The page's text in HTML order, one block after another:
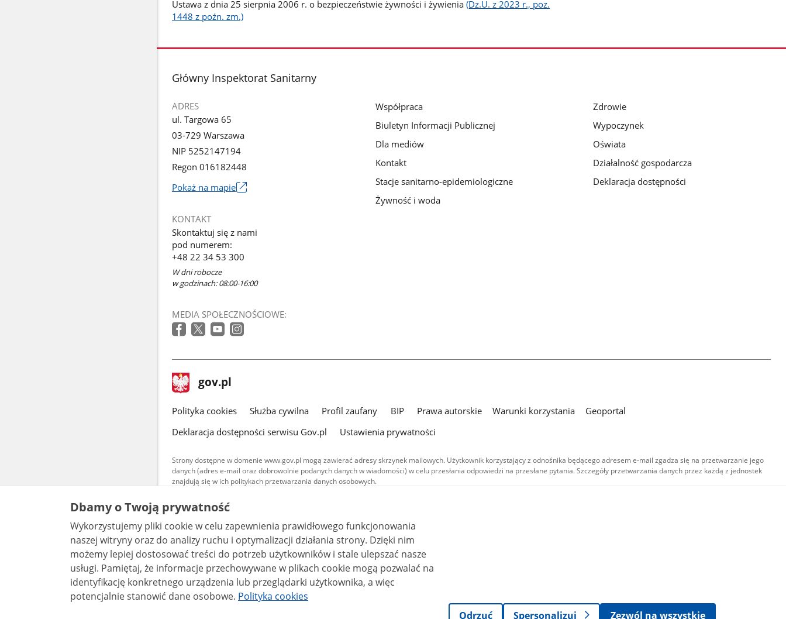
Ustawa z dnia 25 sierpnia 2006 r. o bezpieczeństwie żywności i żywienia (Dz.U. z 2023 r., poz.
1448 z poźn. zm.)
stopka
Główny Inspektorat Sanitarny
ADRES
ul. Targowa 65
03-729 Warszawa
NIP 5252147194
Regon 016182448
Pokaż na mapie
się
w
nowym
oknie
KONTAKT
Skontaktuj się z nami
pod numerem:
+48 22 34 53 300
W dni robocze
w godzinach: 08:00-16:00
MEDIA SPOŁECZNOŚCIOWE:
Współpraca
Biuletyn Informacji Publicznej
Dla mediów
Kontakt
Stacje sanitarno-epidemiologiczne
Żywność i woda
Zdrowie
Wypoczynek
Oświata
Działalność gospodarcza
Deklaracja dostępności
stopka
gov.pl Strona
gov.pl
gov.pl
Polityka cookies Służba cywilna Profil zaufany BIP Prawa autorskie Warunki korzystania
Geoportal
Deklaracja dostępności serwisu Gov.pl
Ustawienia prywatności
Strony dostępne w domenie www.gov.pl mogą zawierać adresy skrzynek mailowych. Użytkownik korzystający z odnośnika będącego adresem e-mail zgadza się na przetwarzanie jego
danych (adres e-mail oraz dobrowolnie podanych danych w wiadomości) w celu przesłania odpowiedzi na przesłane pytania. Szczegóły przetwarzania danych przez każdą z jednostek
znajdują się w ich politykach przetwarzania danych osobowych.
Treści tekstowe publikowane w serwisie (z wyłączeniem treści audiowizualnych), są
udostępniane na licencji typu Creative Commons: uznanie autorstwa - na tych samych
warunkach 4.0 (CC BY-SA 4.0). Materiały audiowizualne, w tym zdjęcia, materiały audio i wideo,
są udostępniane na licencji typu Creative Commons: uznanie autorstwa użycie niekomercyjne -
bez utworów zależnych 4.0 (CC BY-NC-ND 4.0), o ile nie jest to stwierdzone inaczej.
Dbamy o Twoją prywatność
Wykorzystujemy pliki cookie w celu zapewnienia prawidłowego funkcjonowania
naszej witryny oraz do analizy ruchu i optymalizacji działania strony. Dzięki nim
możemy lepiej dostosować treści do potrzeb użytkowników i stale ulepszać nasze
usługi. Pamiętaj, że informacje przechowywane w plikach cookie mogą pozwalać na
identyfikację konkretnego urządzenia lub przeglądarki użytkownika, a więc
potencjalnie stanowić dane osobowe. Polityka cookies
Odrzuć
Spersonalizuj Zezwól na wszystkie